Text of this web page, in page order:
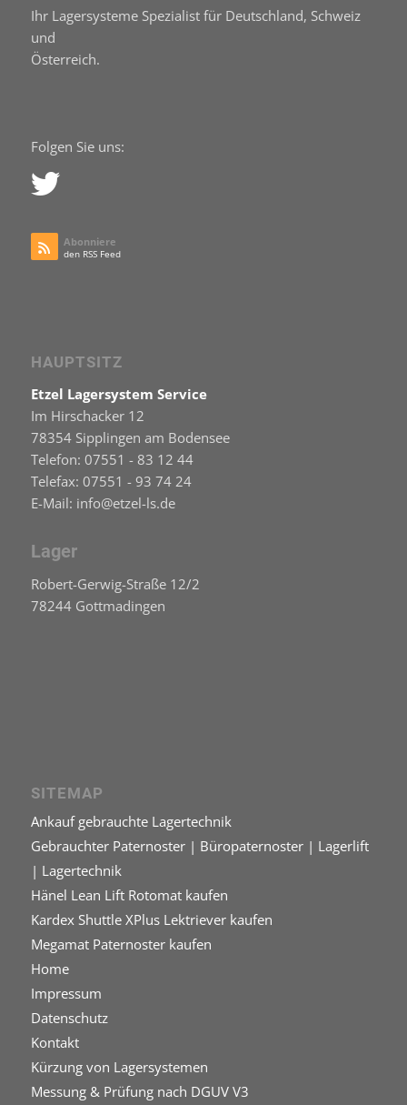
Ihr Lagersysteme Spezialist für Deutschland, Schweiz
und
Österreich.
Folgen Sie uns:
Abonniere
den RSS Feed
HAUPTSITZ
Etzel Lagersystem Service
Im Hirschacker 12
78354 Sipplingen am Bodensee
Telefon: 07551 - 83 12 44
Telefax: 07551 - 93 74 24
E-Mail: info@etzel-ls.de
Lager
Robert-Gerwig-Straße 12/2
78244 Gottmadingen
SITEMAP
Ankauf gebrauchte Lagertechnik
Gebrauchter Paternoster | Büropaternoster | Lagerlift
| Lagertechnik
Hänel Lean Lift Rotomat kaufen
Kardex Shuttle XPlus Lektriever kaufen
Megamat Paternoster kaufen
Home
Impressum
Datenschutz
Kontakt
Kürzung von Lagersystemen
Messung & Prüfung nach DGUV V3